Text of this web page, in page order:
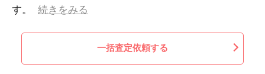
す。
続きをみる
一括査定依頼する